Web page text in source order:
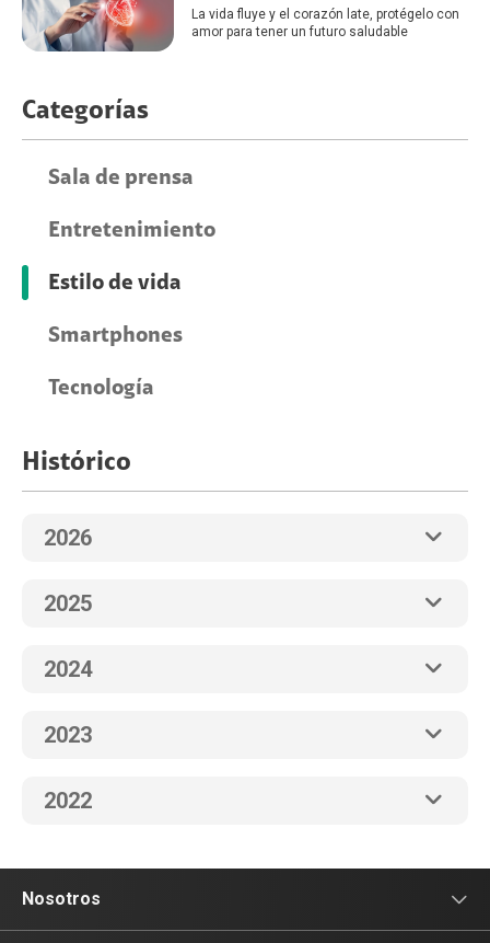
La vida fluye y el corazón late, protégelo con
amor para tener un futuro saludable
Categorías
Sala de prensa
Entretenimiento
Estilo de vida
Smartphones
Tecnología
Histórico
2026
2025
2024
2023
2022
Nosotros